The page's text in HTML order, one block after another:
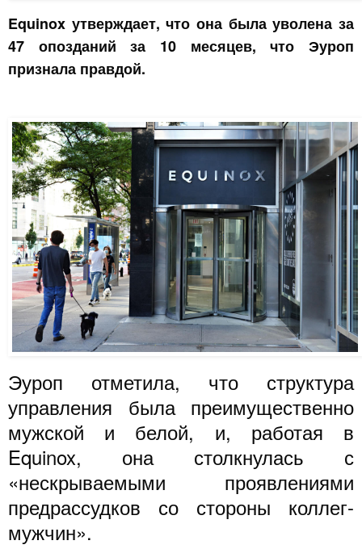
Equinox утверждает, что она была уволена за
47 опозданий за 10 месяцев, что Эуроп
признала правдой.
Эуроп отметила, что структура
управления была преимущественно
мужской и белой, и, работая в
Equinox, она столкнулась с
«нескрываемыми проявлениями
предрассудков со стороны коллег-
мужчин».